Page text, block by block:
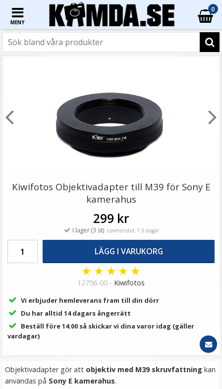
MENY
0
69 kr
LÄGG I VARUKORG
JJC Skärmskydd för Fujifilm X-T200/ X-A7 optiskt glas
9H
Kiwifotos Objektivadapter till M39 för Sony E
kamerahus
299 kr
I lager (3 st) Leveranstid: 1-3 dagar
LÄGG I VARUKORG
★ ★ ★ ★ ★
12756-00 - Kiwifotos
Vi erbjuder hemleverans fram till din dörr
Du har alltid 14 dagars ångerrätt
Beställ före 14:00 så skickar vi dina varor idag (gäller
vardagar)
Objektivadapter gör att objektiv med M39 skruvfattning kan
användas på Sony E kamerahus.